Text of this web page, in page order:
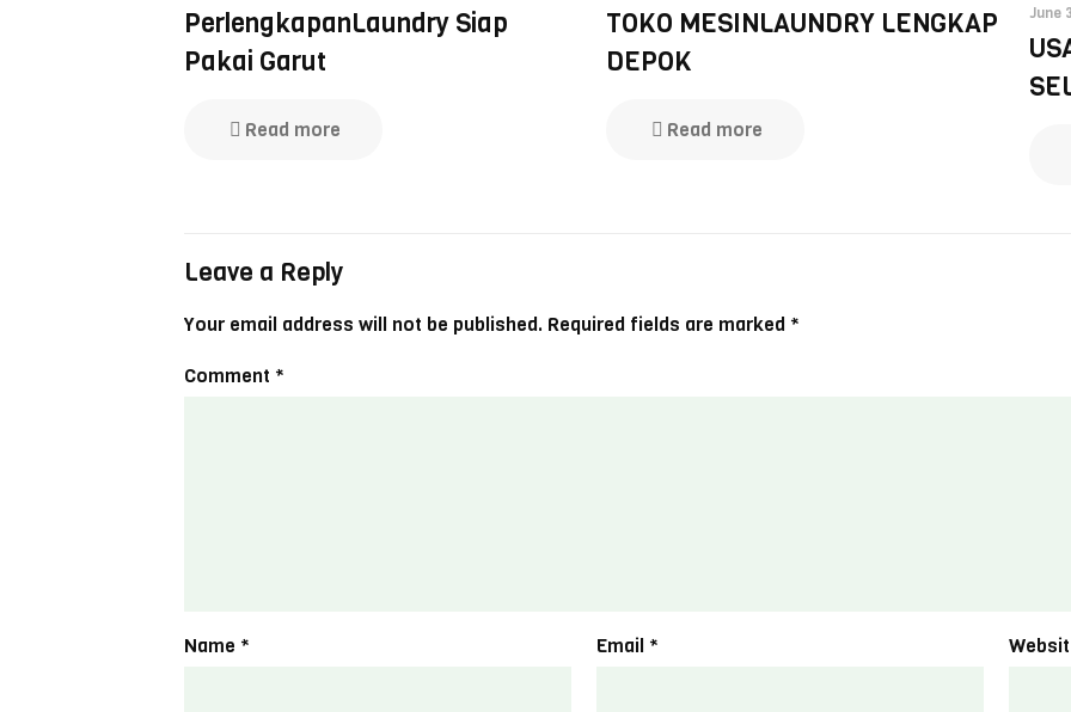
PerlengkapanLaundry Siap
Pakai Garut
Read more
TOKO MESINLAUNDRY LENGKAP
DEPOK
Read more
June
Leave a Reply
Your email address will not be published. Required fields are marked *
Comment *
Name * Email *